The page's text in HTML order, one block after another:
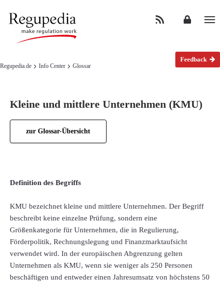
Regupedia.de Info Center Glossar
Feedback
Kleine und mittlere Unternehmen (KMU)
zur Glossar-Übersicht
Definition des Begriffs
KMU bezeichnet kleine und mittlere Unternehmen. Der Begriff
beschreibt keine einzelne Prüfung, sondern eine
Größenkategorie für Unternehmen, die in Regulierung,
Förderpolitik, Rechnungslegung und Finanzmarktaufsicht
verwendet wird. In der europäischen Abgrenzung gelten
Unternehmen als KMU, wenn sie weniger als 250 Personen
beschäftigen und entweder einen Jahresumsatz von höchstens 50